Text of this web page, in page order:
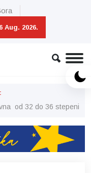
6 Aug. 2026.
od 32 do 36 stepeni